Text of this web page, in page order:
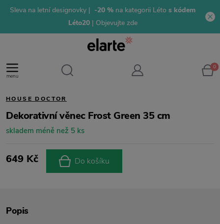
Sleva na letní designovky | -20 % na kategorii Léto s kódem
Léto20 | Objevujte zde
menu
0
HOUSE DOCTOR
Dekorativní věnec Frost Green 35 cm
skladem méně než 5 ks
649 Kč Do košíku
Popis